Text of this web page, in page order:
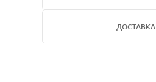
ДОСТАВКА